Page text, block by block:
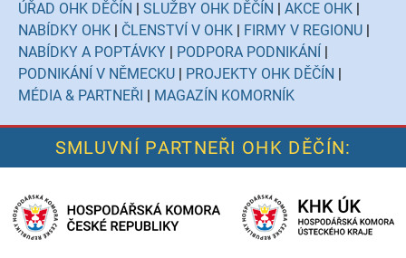
ÚŘAD OHK DĚČÍN | SLUŽBY OHK DĚČÍN | AKCE OHK |
NABÍDKY OHK | ČLENSTVÍ V OHK | FIRMY V REGIONU |
NABÍDKY A POPTÁVKY | PODPORA PODNIKÁNÍ |
PODNIKÁNÍ V NĚMECKU | PROJEKTY OHK DĚČÍN |
MÉDIA & PARTNEŘI | MAGAZÍN KOMORNÍK
SMLUVNÍ PARTNEŘI OHK DĚČÍN: